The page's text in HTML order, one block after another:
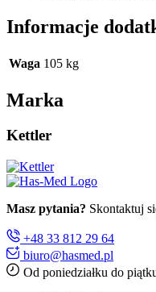
Informacje
Waga 105 kg
Marka
Kettler
Masz pytania? Skontaktuj
+48 33 812 29 64
biuro@hasmed.pl
Od poniedziałku do